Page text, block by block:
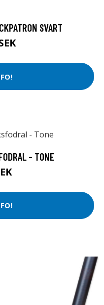
SVART
- TONE